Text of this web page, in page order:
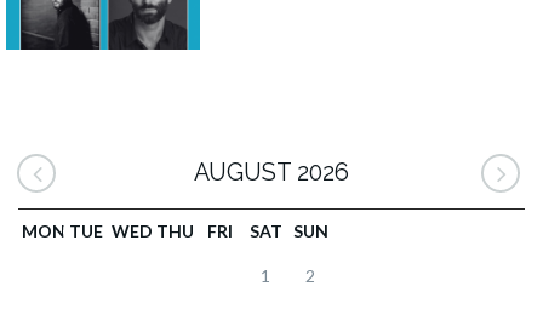
AUGUST 2026
MON TUE WED THU FRI SAT SUN
1 2